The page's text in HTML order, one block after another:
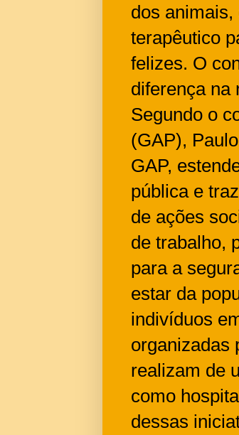
dos
terapêutico
felizes. O
diferença na
Segundo o
(GAP),
GAP,
pública e
de ações
de trabalho,
para a
estar da
indivíduos
organizadas
realizam de
como
dessas